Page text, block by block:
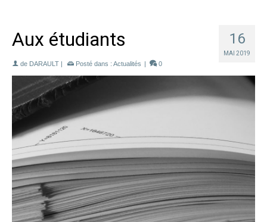
16
MAI 2019
Aux étudiants
de DARAULT | Posté dans : Actualités | 0